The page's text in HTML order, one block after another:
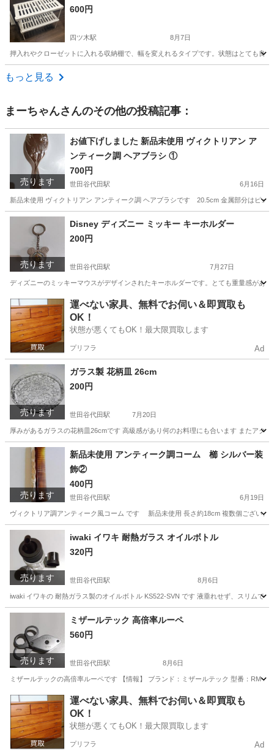
600円
四ツ木駅 8月7日
押入れやクローゼットに入れる収納棚で、幅を変えれるタイプです。状態はとても良
東京 葛飾区
もっと見る
まーちゃんさんのその他の投稿記事：
売ります
お値下げしました 新品未使用 ヴィクトリアン ア
ンティーク調 ヘアブラシ ①
700円
世田谷代田駅 6月16日
新品未使用 ヴィクトリアン アンティーク調 ヘアブラシです 20.5cm 金属部分はピュ
東京 世田谷区 世田谷代田駅 アンティーク
売ります
Disney ディズニー ミッキー キーホルダー
200円
世田谷代田駅 7月27日
ディズニーのミッキーマウスがデザインされたキーホルダーです。とても重量感があ
東京 世田谷区 世田谷代田駅 アクセサリー
運べない家具、無料でお伺い＆即買取も
OK！
状態が悪くてもOK！最大限買取します
プリフラ Ad
売ります
ガラス製 花柄皿 26cm
200円
世田谷代田駅 7月20日
厚みがあるガラスの花柄皿26cmです 高級感があり何のお料理にも合います またアク
東京 世田谷区 世田谷代田駅 花柄
売ります
新品未使用 アンティーク調コーム 櫛 シルバー装
飾②
400円
世田谷代田駅 6月19日
ヴィクトリア調アンティーク風コーム です 新品未使用 長さ約18cm 複数個ございま
東京 世田谷区 世田谷代田駅 その他 アンティーク
売ります
iwaki イワキ 耐熱ガラス オイルボトル
320円
世田谷代田駅 8月6日
iwaki イワキの 耐熱ガラス製のオイルボトル KS522-SVN です 液垂れせず、ス
東京 世田谷区 世田谷代田駅 調理器具 iwaki
売ります
ミザールテック 高倍率ルーペ
560円
世田谷代田駅 8月6日
ミザールテックの高倍率ルーペです 【情報】 ブランド：ミザールテック 型番：RM-
東京 世田谷区 世田谷代田駅 その他 ルーペ
運べない家具、無料でお伺い＆即買取も
OK！
状態が悪くてもOK！最大限買取します
プリフラ Ad